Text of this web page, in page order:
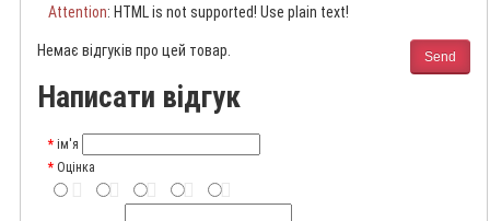
Attention: HTML is not supported! Use plain text!
Send
Немає відгуків про цей товар.
Написати відгук
ім'я
Оцінка